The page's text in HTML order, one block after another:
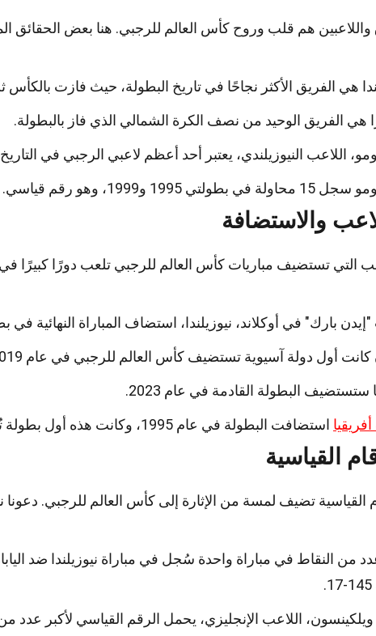
واللاعبين هم قلب وروح كأس العالم للرجبي. هنا بعض الحقائق
هي الفريق الأكثر نجاحًا في تاريخ البطولة، حيث فازت
هي الفريق الوحيد من نصف الكرة الشمالي الذي فاز بالبطولة.
اللاعب النيوزيلندي، يعتبر أحد أعظم لاعبي الرجبي في
بطولتي 1995 و1999، وهو رقم قياسي.
والاستضافة
التي تستضيف مباريات كأس العالم للرجبي تلعب دورًا كبيرًا في
بارك" في أوكلاند، نيوزيلندا، استضاف المباراة النهائية في بطولتي
كانت أول دولة آسيوية تستضيف كأس العالم للرجبي في عام 2019.
البطولة القادمة في عام 2023.
استضافت البطولة في عام 1995، وكانت هذه أول بطولة تُقام بعد انتهاء نظام الفصل العنصري.
القياسية
القياسية تضيف لمسة من الإثارة إلى كأس العالم للرجبي.
اللاعب الإنجليزي، يحمل الرقم القياسي لأكبر عدد